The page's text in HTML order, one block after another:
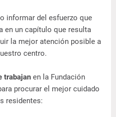
informar del esfuerzo que
en un capítulo que resulta
la mejor atención posible a
centro.
trabajan en la Fundación
procurar el mejor cuidado
residentes: